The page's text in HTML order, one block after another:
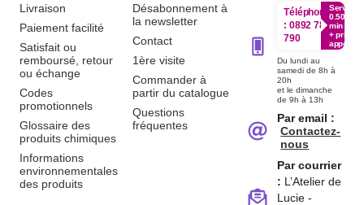
Livraison
Paiement facilité
Satisfait ou
remboursé, retour
ou échange
Codes
promotionnels
Glossaire des
produits chimiques
Informations
environnementales
des produits
Désabonnement à
la newsletter
Contact
1ère visite
Commander à
partir du catalogue
Questions
fréquentes
Téléphone
: 0892 780
790
Service
0.50€ /
min
+ prix
appel
Du lundi au
samedi de 8h à
20h
et le dimanche
de 9h à 13h
Par email :
Contactez-
nous
Par courrier
: L’Atelier de
Lucie -